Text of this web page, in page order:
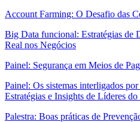
Account Farming: O Desafio das
Big Data funcional: Estratégias de
Real nos Negócios
Painel: Segurança em Meios de
Painel: Os sistemas interligados
Estratégias e Insights de Líderes do
Palestra: Boas práticas de